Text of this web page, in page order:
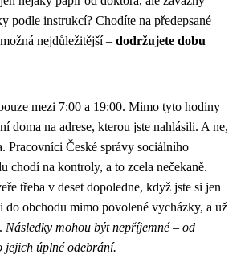
podle instrukcí? Chodíte na předepsané
nejdůležitější – dodržujete dobu
mezi 7:00 a 19:00. Mimo tyto hodiny
doma na adrese, kterou jste nahlásili. A ne,
Pracovníci České správy sociálního
chodí na kontroly, a to zcela nečekaně.
třeba v deset dopoledne, když jste si jen
obchodu mimo povolené vycházky, a už
Následky mohou být nepříjemné – od
jejich úplné odebrání.